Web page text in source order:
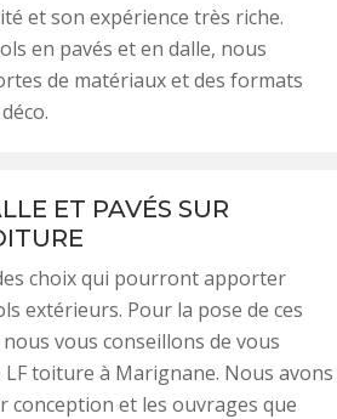
et son expérience très riche.
en pavés et en dalle, nous
de matériaux et des formats
ET PAVÉS SUR
choix qui pourront apporter
extérieurs. Pour la pose de ces
vous conseillons de vous
toiture à Marignane. Nous avons
et les ouvrages que